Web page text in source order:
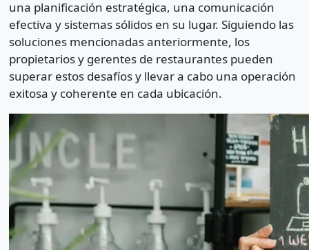
una planificación estratégica, una comunicación
efectiva y sistemas sólidos en su lugar. Siguiendo las
soluciones mencionadas anteriormente, los
propietarios y gerentes de restaurantes pueden
superar estos desafíos y llevar a cabo una operación
exitosa y coherente en cada ubicación.